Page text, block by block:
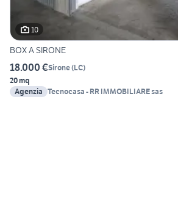
10
BOX A SIRONE
18.000 €Sirone(LC)
20 mq
Agenzia
Tecnocasa - RR IMMOBILIARE sas